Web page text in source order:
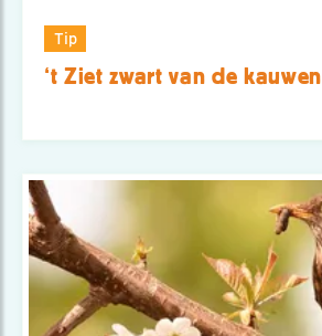
Tip
‘t Ziet zwart van de kauwen